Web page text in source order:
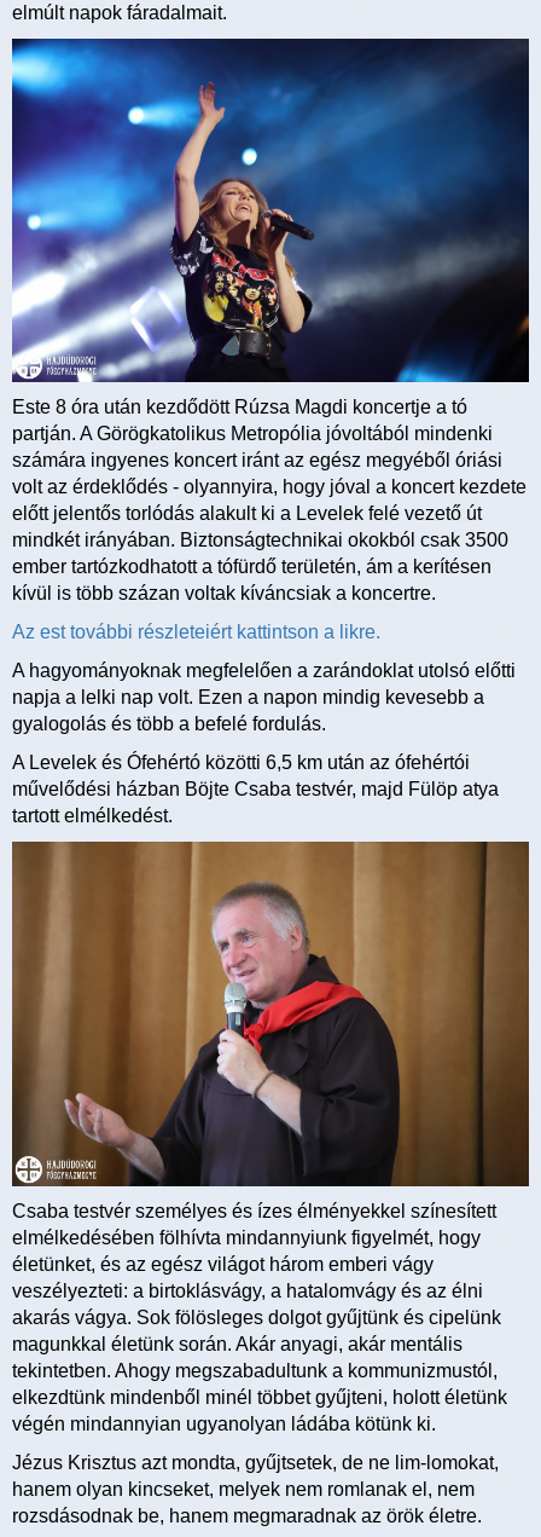
elmúlt napok fáradalmait.
Este 8 óra után kezdődött Rúzsa Magdi koncertje a tó
partján. A Görögkatolikus Metropólia jóvoltából mindenki
számára ingyenes koncert iránt az egész megyéből óriási
volt az érdeklődés - olyannyira, hogy jóval a koncert kezdete
előtt jelentős torlódás alakult ki a Levelek felé vezető út
mindkét irányában. Biztonságtechnikai okokból csak 3500
ember tartózkodhatott a tófürdő területén, ám a kerítésen
kívül is több százan voltak kíváncsiak a koncertre.
Az est további részleteiért kattintson a likre.
A hagyományoknak megfelelően a zarándoklat utolsó előtti
napja a lelki nap volt. Ezen a napon mindig kevesebb a
gyalogolás és több a befelé fordulás.
A Levelek és Ófehértó közötti 6,5 km után az ófehértói
művelődési házban Böjte Csaba testvér, majd Fülöp atya
tartott elmélkedést.
Csaba testvér személyes és ízes élményekkel színesített
elmélkedésében fölhívta mindannyiunk figyelmét, hogy
életünket, és az egész világot három emberi vágy
veszélyezteti: a birtoklásvágy, a hatalomvágy és az élni
akarás vágya. Sok fölösleges dolgot gyűjtünk és cipelünk
magunkkal életünk során. Akár anyagi, akár mentális
tekintetben. Ahogy megszabadultunk a kommunizmustól,
elkezdtünk mindenből minél többet gyűjteni, holott életünk
végén mindannyian ugyanolyan ládába kötünk ki.
Jézus Krisztus azt mondta, gyűjtsetek, de ne lim-lomokat,
hanem olyan kincseket, melyek nem romlanak el, nem
rozsdásodnak be, hanem megmaradnak az örök életre.